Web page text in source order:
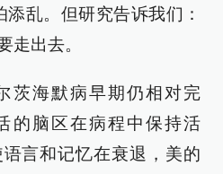
乱。但研究告诉我们：
走出去。
茨海默病早期仍相对完
的脑区在病程中保持活
言和记忆在衰退，美的